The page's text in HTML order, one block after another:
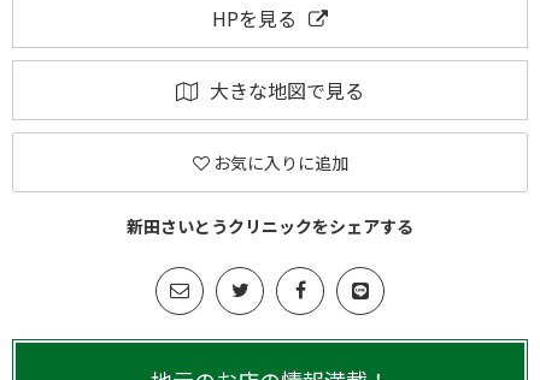
HPを見る
大きな地図で見る
お気に入りに追加
新田さいとうクリニックをシェアする